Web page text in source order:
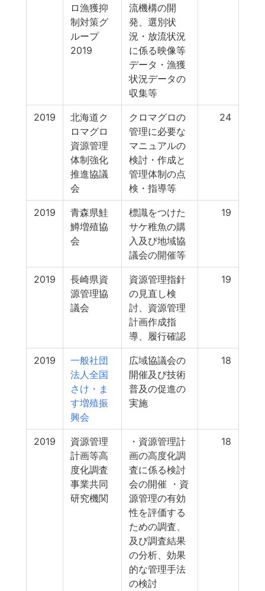
ロ漁獲抑
制対策グ
ループ
2019
流機構の開
発、選別状
況・放流状況
に係る映像等
データ・漁獲
状況データの
収集等
2019
北海道ク
ロマグロ
資源管理
体制強化
推進協議
会
クロマグロの
管理に必要な
マニュアルの
検討・作成と
管理体制の点
検・指導等
24
2019
青森県鮭
鱒増殖協
会
標識をつけた
サケ稚魚の購
入及び地域協
議会の開催等
19
2019
長崎県資
源管理協
議会
資源管理指針
の見直し検
討、資源管理
計画作成指
導、履行確認
19
2019
一般社団
法人全国
さけ・ま
す増殖振
興会
広域協議会の
開催及び技術
普及の促進の
実施
18
2019
資源管理
計画等高
度化調査
事業共同
研究機関
・資源管理計
画の高度化調
査に係る検討
会の開催 ・資
源管理の有効
性を評価する
ための調査、
及び調査結果
の分析、効果
的な管理手法
の検討
18